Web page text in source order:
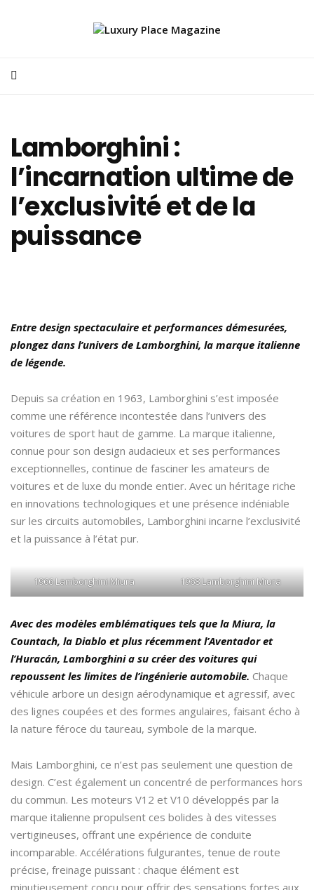
Lamborghini :
l’incarnation ultime de
l’exclusivité et de la
puissance
Entre design spectaculaire et performances démesurées,
plongez dans l’univers de Lamborghini, la marque italienne
de légende.
Depuis sa création en 1963, Lamborghini s’est imposée
comme une référence incontestée dans l’univers des
voitures de sport haut de gamme. La marque italienne,
connue pour son design audacieux et ses performances
exceptionnelles, continue de fasciner les amateurs de
voitures et de luxe du monde entier. Avec un héritage riche
en innovations technologiques et une présence indéniable
sur les circuits automobiles, Lamborghini incarne l’exclusivité
et la puissance à l’état pur.
1966 Lamborghini Miura 1968 Lamborghini Miura
Avec des modèles emblématiques tels que la Miura, la
Countach, la Diablo et plus récemment l’Aventador et
l’Huracán, Lamborghini a su créer des voitures qui
repoussent les limites de l’ingénierie automobile. Chaque
véhicule arbore un design aérodynamique et agressif, avec
des lignes coupées et des formes angulaires, faisant écho à
la nature féroce du taureau, symbole de la marque.
Mais Lamborghini, ce n’est pas seulement une question de
design. C’est également un concentré de performances hors
du commun. Les moteurs V12 et V10 développés par la
marque italienne propulsent ces bolides à des vitesses
vertigineuses, offrant une expérience de conduite
incomparable. Accélérations fulgurantes, tenue de route
précise, freinage puissant : chaque élément est
minutieusement conçu pour offrir des sensations fortes aux